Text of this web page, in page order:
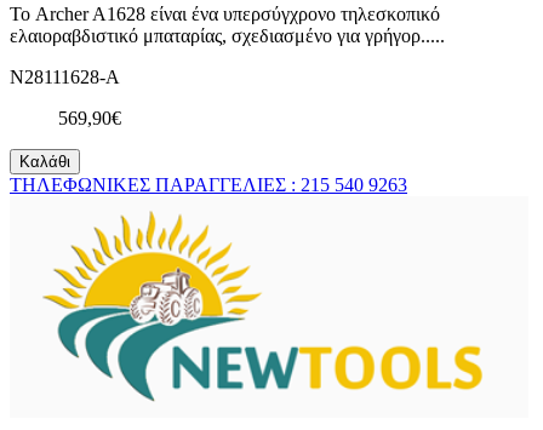
Το Archer A1628 είναι ένα υπερσύγχρονο τηλεσκοπικό
ελαιοραβδιστικό μπαταρίας, σχεδιασμένο για γρήγορ.....
N28111628-A
569,90€
Καλάθι
ΤΗΛΕΦΩΝΙΚΕΣ ΠΑΡΑΓΓΕΛΙΕΣ : 215 540 9263